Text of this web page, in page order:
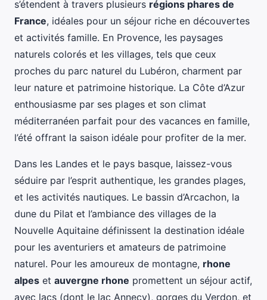
s’étendent à travers plusieurs régions phares de
France, idéales pour un séjour riche en découvertes
et activités famille. En Provence, les paysages
naturels colorés et les villages, tels que ceux
proches du parc naturel du Lubéron, charment par
leur nature et patrimoine historique. La Côte d’Azur
enthousiasme par ses plages et son climat
méditerranéen parfait pour des vacances en famille,
l’été offrant la saison idéale pour profiter de la mer.
Dans les Landes et le pays basque, laissez-vous
séduire par l’esprit authentique, les grandes plages,
et les activités nautiques. Le bassin d’Arcachon, la
dune du Pilat et l’ambiance des villages de la
Nouvelle Aquitaine définissent la destination idéale
pour les aventuriers et amateurs de patrimoine
naturel. Pour les amoureux de montagne, rhone
alpes et auvergne rhone promettent un séjour actif,
avec lacs (dont le lac Annecy), gorges du Verdon, et